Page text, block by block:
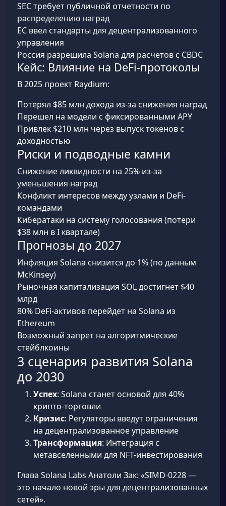
SEC требует публичной отчетности по
распределению наград
ЕС ввел стандарты для децентрализованного
управления
Россия разрешила Solana для расчетов с CBDC
Кейс: Влияние на DeFi-протоколы
В 2025 проект Raydium:
Потерял $85 млн дохода из-за снижения наград
Перешел на модели с фиксированными APY
Привлек $210 млн через выпуск токенов с
доходностью
Риски и подводные камни
Снижение ликвидности на 25% из-за
уменьшения наград
Конфликт интересов между узлами и DeFi-
командами
Кибератаки на систему голосования (потери
$38 млн в I квартале)
Прогнозы до 2027
Инфляция Solana снизится до 1% (по данным
McKinsey)
Рыночная капитализация SOL достигнет $40
млрд
80% DeFi-активов перейдет на Solana из
Ethereum
Возможный запрет на алгоритмические
стейблкоины
3 сценария развития Solana
до 2030
Успех: Solana станет основой для 40%
крипто-торговли
Кризис: Регуляторы введут ограничения
на децентрализованное управление
Трансформация: Интеграция с
метавселенными для NFT-инвестирования
Глава Solana Labs Анатоли Зак: «SIMD-0228 —
это начало новой эры для децентрализованных
сетей».